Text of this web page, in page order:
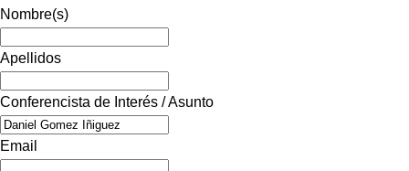
Nombre(s)
Apellidos
Conferencista de Interés / Asunto
Email